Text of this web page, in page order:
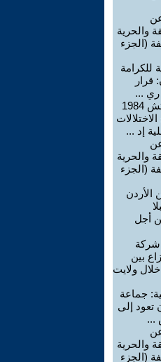
والحرية
(الجزء
للكرامة
قرار
ري ...
مجموعة مراكش 1984
إد ...
والحرية
(الجزء
الأردن
أجل
بين
ولايت
جماعة
تعود إلى
...
والحرية
(الجزء